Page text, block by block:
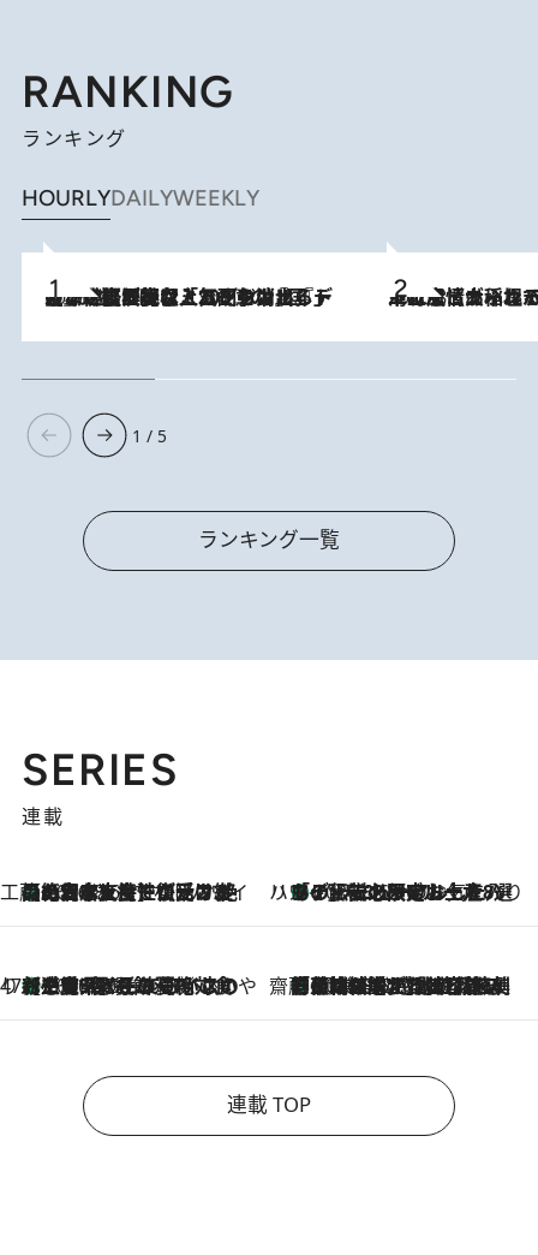
RANKING
ランキング
HOURLYDAILYWEEKLY
2026.8.5
【なぜ吉沢亮は「気配を消せる」のか？】興行収入208億の『国宝』を経て挑むミュージカル『ディア・エヴァン・ハンセン』。トップ俳優が舞台上でさらけ出した“孤独”とは 2026.8.5
下町風情あふれる台北屈指の人気エリア・大稲埕でセンスのいい台湾土産《ヴ
1 / 5
ランキング一覧
SERIES
連載
工藤まやのおもてなしハワイ
2026.8.6
【ハワイ土産】ローカルの絶大な支持で復活！ 絶品の幻クッキー《元ファンの日本人女性が受け継いだ名店》 ハワイ賢者 リサのお気に入りリスト2026.8.6
あの伝説の限定トートも！ リニューアルした「ディーン＆デルーカ ハワイ」で必須のお土産8選
47都道府県の手みやげ ひんやりスイーツで夏を満喫
2026.8.6
【三重県】この夏絶対食べたい 冷やしておいしいおやつ3選 お餅×アイスの新感覚スイーツ 齋藤 薫 美容脳ルネサンス
2026.8.6
「荷物が増えるほど旅ストレスは増す」美容ジャーナリストがたどり着いた最終結論。“化粧品を劇的に減らす”感動の凝縮美容とは
連載 TOP